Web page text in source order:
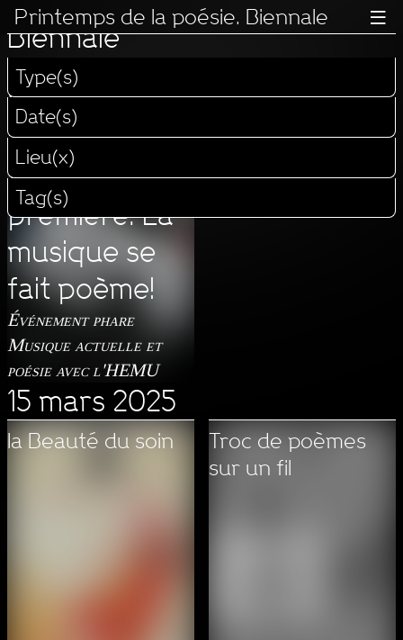
Printemps de la poésie. Biennale 
Printemps de la poésie.
Biennale
Type(s)
Date(s)
Lieu(x)
Tag(s)
Programme 2025
14 mars 2025
Avant-
première. La
musique se
fait poème!
Événement phare
Musique actuelle et
poésie avec l'HEMU
15 mars 2025
la Beauté du soin
Troc de poèmes
sur un fil